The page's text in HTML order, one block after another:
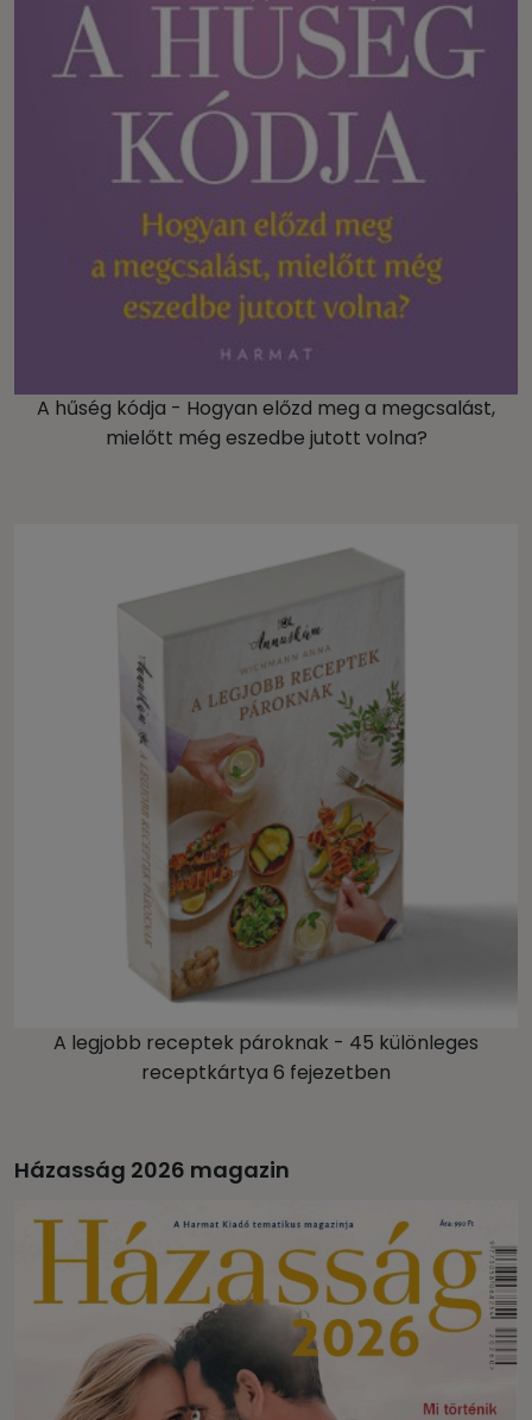
A hűség kódja - Hogyan előzd meg a megcsalást,
mielőtt még eszedbe jutott volna?
A legjobb receptek pároknak - 45 különleges
receptkártya 6 fejezetben
Házasság 2026 magazin